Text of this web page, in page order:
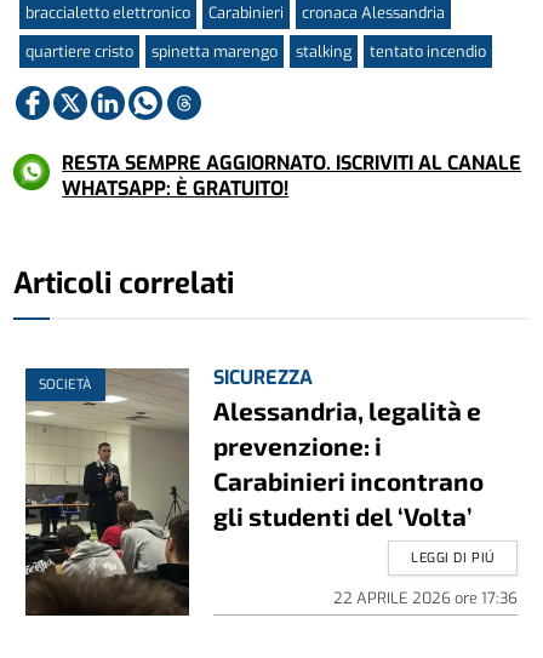
braccialetto elettronico
Carabinieri
cronaca Alessandria
quartiere cristo
spinetta marengo stalking tentato incendio
RESTA SEMPRE AGGIORNATO. ISCRIVITI AL CANALE
WHATSAPP: È GRATUITO!
Articoli correlati
SOCIETÀ SICUREZZA
Alessandria, legalità e
prevenzione: i
Carabinieri incontrano
gli studenti del ‘Volta’
22 APRILE 2026ore 17:36
LEGGI DI PIÚ